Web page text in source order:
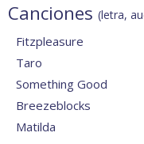
Canciones (letra,
Fitzpleasure
Taro
Something Good
Breezeblocks
Matilda